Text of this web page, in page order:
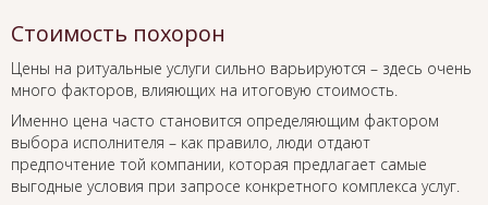
Стоимость похорон
Цены на ритуальные услуги сильно варьируются – здесь очень
много факторов, влияющих на итоговую стоимость.
Именно цена часто становится определяющим фактором
выбора исполнителя – как правило, люди отдают
предпочтение той компании, которая предлагает самые
выгодные условия при запросе конкретного комплекса услуг.